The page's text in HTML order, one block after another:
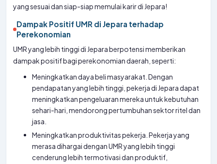
yang sesuai dan siap-siap memulai karir di Jepara!
Dampak Positif UMR di Jepara terhadap
Perekonomian
UMR yang lebih tinggi di Jepara berpotensi memberikan
dampak positif bagi perekonomian daerah, seperti:
Meningkatkan daya beli masyarakat. Dengan
pendapatan yang lebih tinggi, pekerja di Jepara dapat
meningkatkan pengeluaran mereka untuk kebutuhan
sehari-hari, mendorong pertumbuhan sektor ritel dan
jasa.
Meningkatkan produktivitas pekerja. Pekerja yang
merasa dihargai dengan UMR yang lebih tinggi
cenderung lebih termotivasi dan produktif,